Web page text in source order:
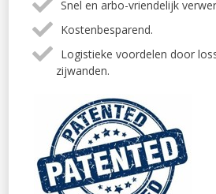
Snel en arbo-vriendelijk
Kostenbesparend.
Logistieke voordelen door
zijwanden.